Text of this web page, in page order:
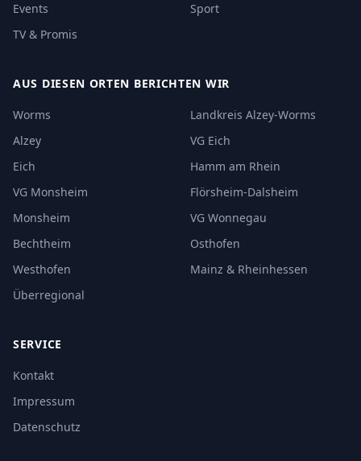
Events
Sport
TV & Promis
AUS DIESEN ORTEN BERICHTEN WIR
Worms
Landkreis Alzey-Worms
Alzey
VG Eich
Eich
Hamm am Rhein
VG Monsheim
Flörsheim-Dalsheim
Monsheim
VG Wonnegau
Bechtheim
Osthofen
Westhofen
Mainz & Rheinhessen
Überregional
SERVICE
Kontakt
Impressum
Datenschutz